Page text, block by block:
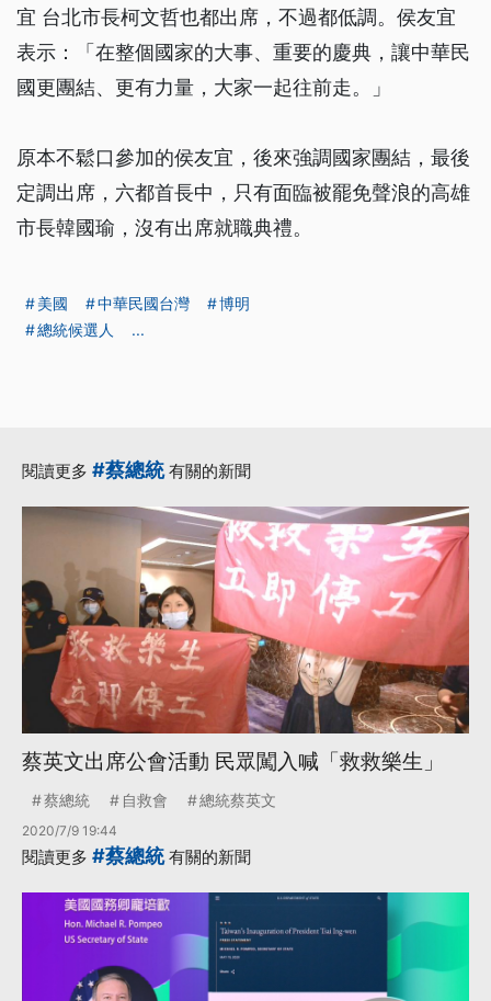
宜 台北市長柯文哲也都出席，不過都低調。侯友宜
表示：「在整個國家的大事、重要的慶典，讓中華民
國更團結、更有力量，大家一起往前走。」
原本不鬆口參加的侯友宜，後來強調國家團結，最後
定調出席，六都首長中，只有面臨被罷免聲浪的高雄
市長韓國瑜，沒有出席就職典禮。
美國 中華民國台灣
博明
總統候選人
...
閱讀更多 #蔡總統有關的新聞
蔡英文出席公會活動 民眾闖入喊「救救樂生」
蔡總統 自救會 總統蔡英文
2020/7/9 19:44
閱讀更多 #蔡總統有關的新聞